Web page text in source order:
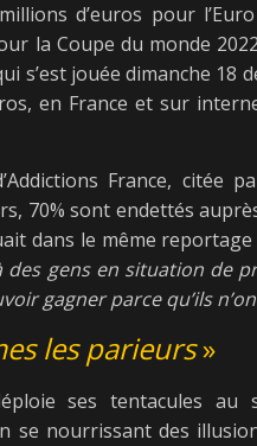
d’euros pour
la Coupe du monde
s’est jouée dimanche 18
en France et sur
France, citée
70% sont endettés
dans le même reportage
des gens en situation de
gagner parce qu’ils
les parieurs»
ses tentacules
se nourrissant des